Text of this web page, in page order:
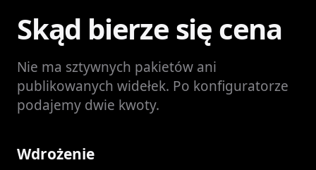
Skąd bierze się cena
Nie ma sztywnych pakietów ani
publikowanych widełek. Po konfiguratorze
podajemy dwie kwoty.
Wdrożenie